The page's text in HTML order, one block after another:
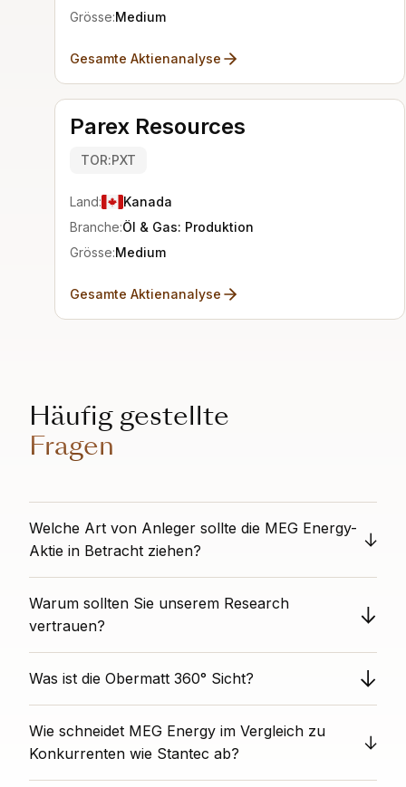
Grösse:Medium
Gesamte Aktienanalyse
Parex Resources
TOR:PXT
Land:
Kanada
Branche:Öl & Gas: Produktion
Grösse:Medium
Gesamte Aktienanalyse
Häufig gestellte
Fragen
Welche Art von Anleger sollte die MEG Energy-
Aktie in Betracht ziehen?
Warum sollten Sie unserem Research
vertrauen?
als völlig unabhängige Drittpartei. Wir haben keine
die wir in den letzten zwölf Jahren entwickelt haben,
und bieten Ihnen Analysen, die frei von persönlichen
Was ist die Obermatt 360° Sicht?
Unternehmens über alle wichtigen finanziellen und
nicht-finanziellen Kennzahlen, die von Obermatt erfasst
Wie schneidet MEG Energy im Vergleich zu
Konkurrenten wie Stantec ab?